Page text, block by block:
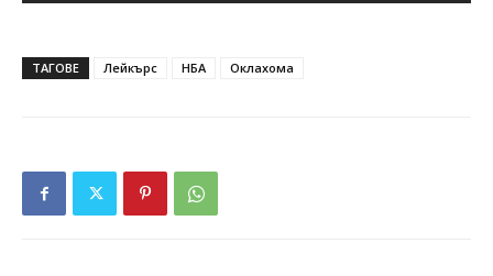
ТАГОВЕ Лейкърс НБА Оклахома